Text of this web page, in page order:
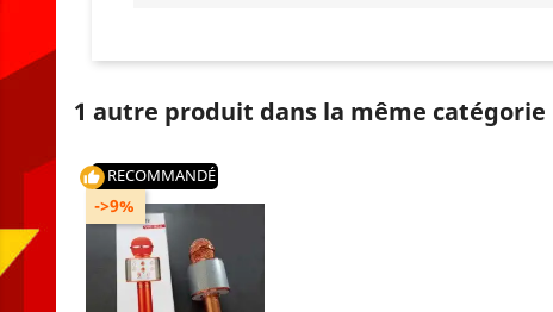
1 autre produit dans la même catégorie
thumb_up RECOMMANDÉ
->9%
Contient : Bouton REC
Contient : Emplacement